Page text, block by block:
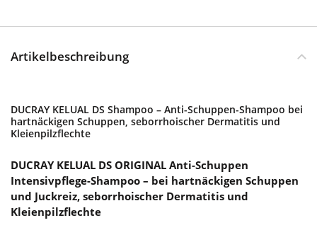
Artikelbeschreibung
DUCRAY KELUAL DS Shampoo – Anti-Schuppen-Shampoo bei
hartnäckigen Schuppen, seborrhoischer Dermatitis und
Kleienpilzflechte
DUCRAY KELUAL DS ORIGINAL Anti-Schuppen
Intensivpflege-Shampoo – bei hartnäckigen Schuppen
und Juckreiz, seborrhoischer Dermatitis und
Kleienpilzflechte